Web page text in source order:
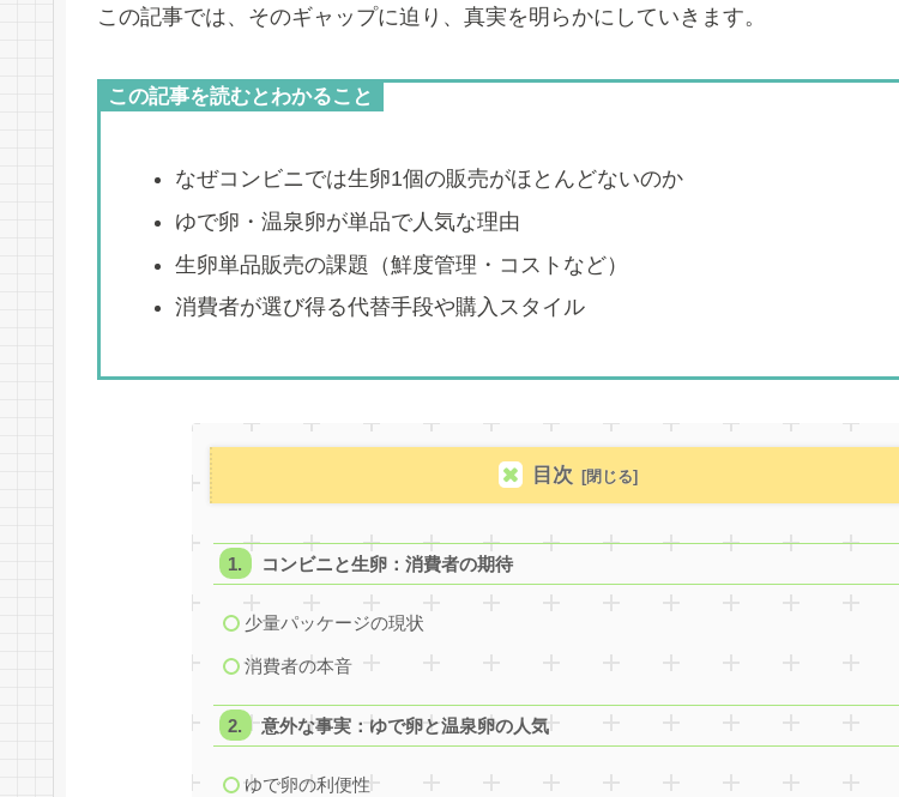
この記事では、そのギャップに迫り、真実を明らかにしていきます。
この記事を読むとわかること
なぜコンビニでは生卵1個の販売がほとんどないのか
ゆで卵・温泉卵が単品で人気な理由
生卵単品販売の課題（鮮度管理・コストなど）
消費者が選び得る代替手段や購入スタイル
目次
コンビニと生卵：消費者の期待
少量パッケージの現状
消費者の本音
意外な事実：ゆで卵と温泉卵の人気
ゆで卵の利便性